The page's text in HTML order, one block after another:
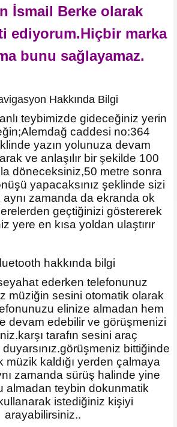
İsmail Berke olarak
ediyorum.Hiçbir marka
bunu sağlayamaz.
Hakkında Bilgi
teybimizde gideceğiniz yerin
caddesi no:364
yazın yolunuza devam
ve anlaşılır bir şekilde 100
döneceksiniz,50 metre sonra
yapacaksınız şeklinde sizi
zamanda da ekranda ok
geçtiğinizi göstererek
yere en kısa yoldan ulaştırır
hakkında bilgi
ederken telefonunuz
müziğin sesini otomatik olarak
elinize almadan hem
devam edebilir ve görüşmenizi
tarafın sesini araç
bittiğinde
müzik kaldığı yerden çalmaya
zamanda sürüş halinde yine
almadan teybin dokunmatik
istediğiniz kişiyi
arayabilirsiniz..